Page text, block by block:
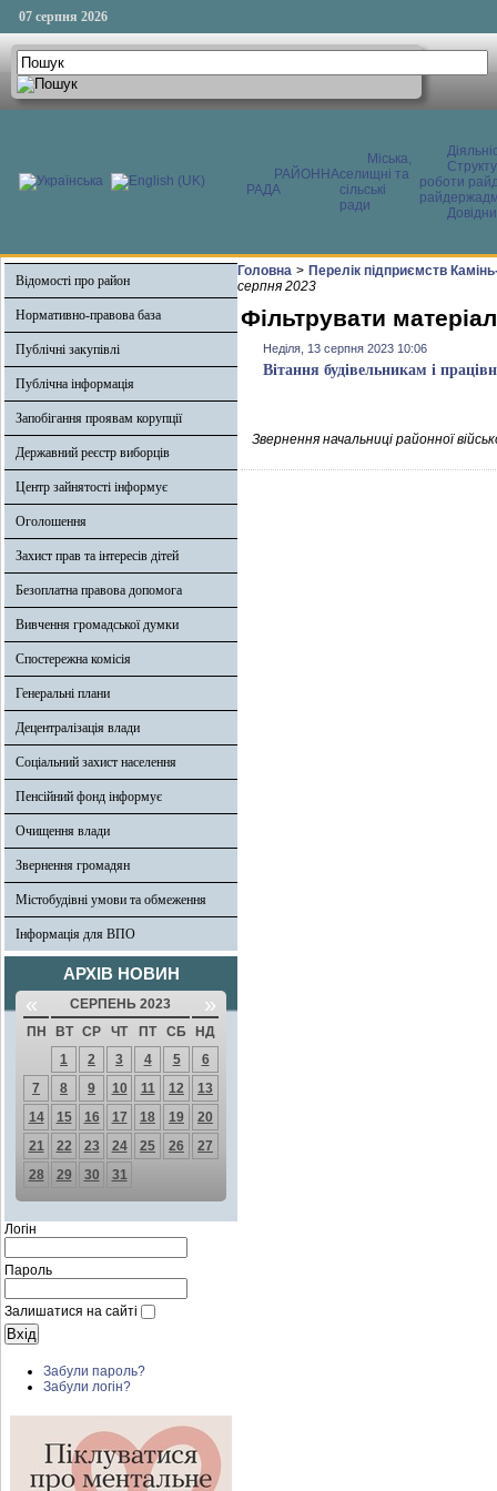
07 серпня 2026
РАЙОННА
РАДА
Міська,
селищні та
сільські
ради
роботи
Відомості про район
Нормативно-правова база
Публічні закупівлі
Публічна інформація
Запобігання проявам корупції
Державний реєстр виборців
Центр зайнятості інформує
Оголошення
Захист прав та інтересів дітей
Безоплатна правова допомога
Вивчення громадської думки
Спостережна комісія
Генеральні плани
Децентралізація влади
Соціальний захист населення
Пенсійний фонд інформує
Очищення влади
Звернення громадян
Містобудівні умови та обмеження
Інформація для ВПО
АРХІВ НОВИН
« СЕРПЕНЬ 2023 »
ПН ВТ СР ЧТ ПТ СБ
НД
1
2 3 4 5
6
7
8 9 10 11 12
13
14
15 16 17 18 19
20
21
22 23 24 25 26
27
28
29 30 31
Логін
Пароль
Залишатися на сайті
Забули пароль?
Забули логін?
Головна > Перелік підприємств
серпня 2023
Фільтрувати
Неділя, 13 серпня 2023 10:06
Вітання будівельникам і
Звернення начальниці районної